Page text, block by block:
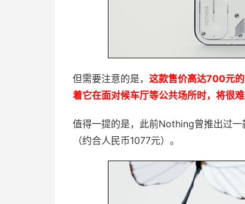
但需要注意的是， 这款售价高达700元
着它在面对候车厅等公共场所时，将很
值得一提的是，此前Nothing曾推出过
（约合人民币1077元）。